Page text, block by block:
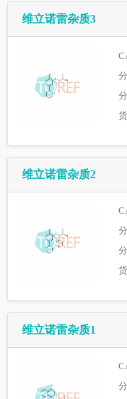
维立诺雷杂质3
维立诺雷杂质2
维立诺雷杂质1